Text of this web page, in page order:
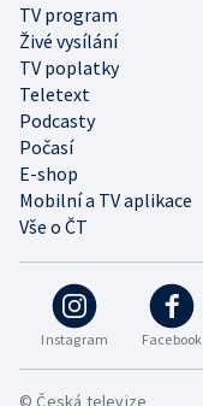
Instagram Facebook
TV program
Živé vysílání
TV poplatky
Teletext
Podcasty
Počasí
E-shop
Mobilní a TV aplikace
Vše o ČT
© Česká televize